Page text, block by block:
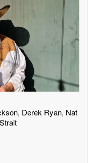
Derek Ryan, Nat